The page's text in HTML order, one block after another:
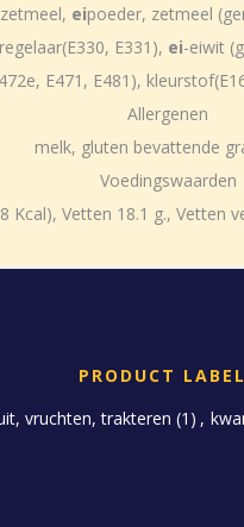
zetmeel, eipoeder, zetmeel
E331), ei-eiwit
E471, E481),
Allergenen
melk, gluten bevattende
Voedingswaarden
Vetten 18.1 g., Vetten
PRODUCT
vruchten, trakteren (1) ,